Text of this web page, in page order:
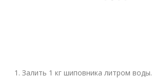
Залить 1 кг шиповника литром воды.